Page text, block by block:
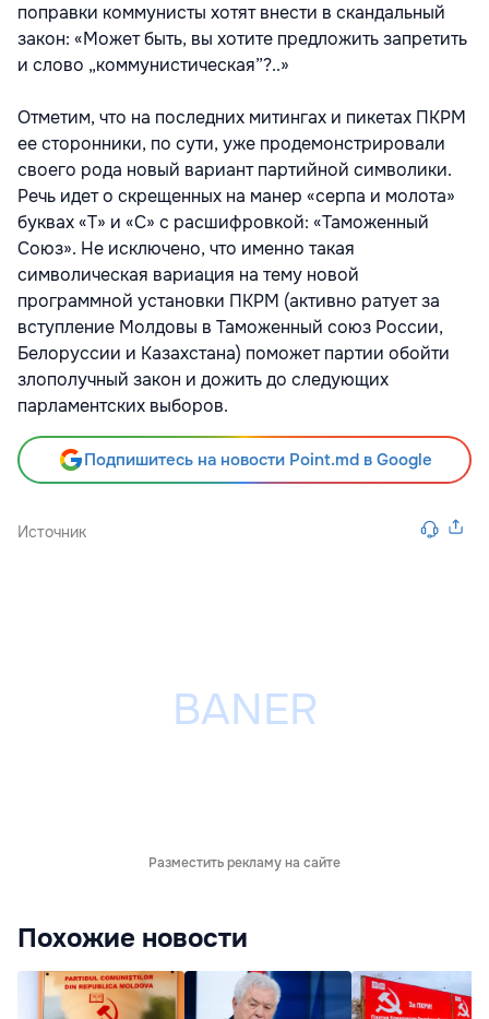
поправки коммунисты хотят внести в скандальный
закон: «Может быть, вы хотите предложить запретить
и слово „коммунистическая”?..»
Отметим, что на последних митингах и пикетах ПКРМ
ее сторонники, по сути, уже продемонстрировали
своего рода новый вариант партийной символики.
Речь идет о скрещенных на манер «серпа и молота»
буквах «Т» и «С» с расшифровкой: «Таможенный
Союз». Не исключено, что именно такая
символическая вариация на тему новой
программной установки ПКРМ (активно ратует за
вступление Молдовы в Таможенный союз России,
Белоруссии и Казахстана) поможет партии обойти
злополучный закон и дожить до следующих
парламентских выборов.
Подпишитесь на новости Point.md в Google
Источник
Разместить рекламу на сайте
Похожие новости